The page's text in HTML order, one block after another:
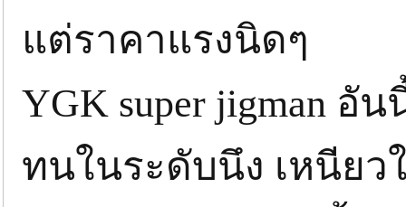
แต่ราคาแรงนิดๆ
YGK super jigman อั
ทนในระดับนึง เหนียว